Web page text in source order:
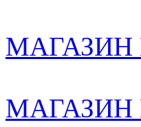
МАГАЗИН
МАГАЗИН